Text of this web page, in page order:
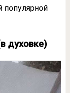
популярной
духовке)